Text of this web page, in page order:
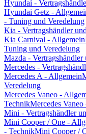
Hyundai -
Hyundai Getz -
- Tuning und Veredelung
Kia - Vertragshändler
Kia Carnival - Allgemein
Tuning und Veredelung
Mazda - Vertragshändler
Mercedes -
Mercedes A - Allgemein
Veredelung
Mercedes Vaneo -
TechnikMercedes
Mini - Vertragshändler
Mini Cooper / One -
- TechnikMini Cooper /